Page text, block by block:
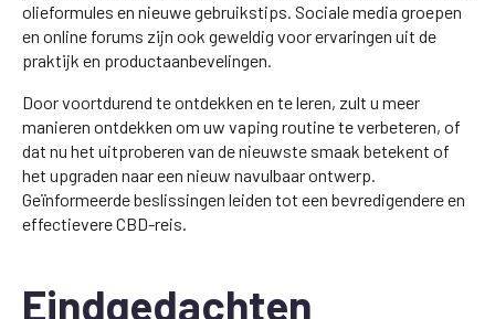
olieformules en nieuwe gebruikstips. Sociale media groepen
en online forums zijn ook geweldig voor ervaringen uit de
praktijk en productaanbevelingen.
Door voortdurend te ontdekken en te leren, zult u meer
manieren ontdekken om uw vaping routine te verbeteren, of
dat nu het uitproberen van de nieuwste smaak betekent of
het upgraden naar een nieuw navulbaar ontwerp.
Geïnformeerde beslissingen leiden tot een bevredigendere en
effectievere CBD-reis.
Eindgedachten